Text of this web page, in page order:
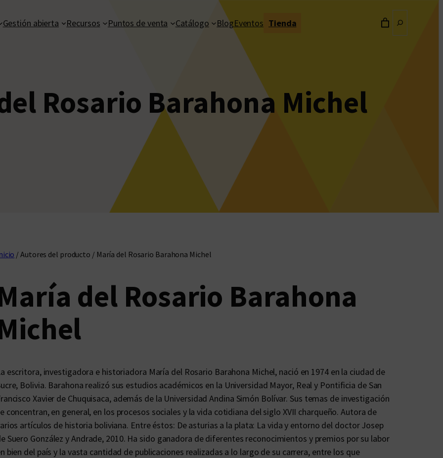
Gestión abierta Recursos Puntos de venta Catálogo BlogEventos Tienda
Rosario Barahona Michel
/ Autores del producto / María del Rosario Barahona Michel
del Rosario Barahona
escritora, investigadora e historiadora María del Rosario Barahona Michel, nació en 1974 en la ciudad de
Bolivia. Barahona realizó sus estudios académicos en la Universidad Mayor, Real y Pontificia de San
Xavier de Chuquisaca, además de la Universidad Andina Simón Bolívar. Sus temas de investigación
concentran, en general, en los procesos sociales y la vida cotidiana del siglo XVII charqueño. Autora de
artículos de historia boliviana. Entre éstos: De asturias a la plata: La vida y entorno del doctor Josep
Suero González y Andrade, 2010. Ha sido ganadora de diferentes reconocimientos y premios por su labor
bien del país y la vasta cantidad de publicaciones realizadas a lo largo de su carrera, entre los que